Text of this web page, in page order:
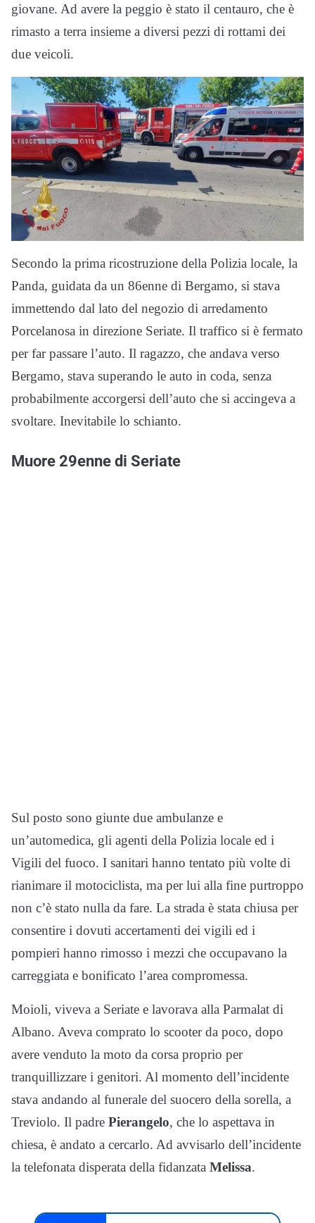
giovane. Ad avere la peggio è stato il centauro, che è
rimasto a terra insieme a diversi pezzi di rottami dei
due veicoli.
Secondo la prima ricostruzione della Polizia locale, la
Panda, guidata da un 86enne di Bergamo, si stava
immettendo dal lato del negozio di arredamento
Porcelanosa in direzione Seriate. Il traffico si è fermato
per far passare l’auto. Il ragazzo, che andava verso
Bergamo, stava superando le auto in coda, senza
probabilmente accorgersi dell’auto che si accingeva a
svoltare. Inevitabile lo schianto.
Muore 29enne di Seriate
Sul posto sono giunte due ambulanze e
un’automedica, gli agenti della Polizia locale ed i
Vigili del fuoco. I sanitari hanno tentato più volte di
rianimare il motociclista, ma per lui alla fine purtroppo
non c’è stato nulla da fare. La strada è stata chiusa per
consentire i dovuti accertamenti dei vigili ed i
pompieri hanno rimosso i mezzi che occupavano la
carreggiata e bonificato l’area compromessa.
Moioli, viveva a Seriate e lavorava alla Parmalat di
Albano. Aveva comprato lo scooter da poco, dopo
avere venduto la moto da corsa proprio per
tranquillizzare i genitori. Al momento dell’incidente
stava andando al funerale del suocero della sorella, a
Treviolo. Il padre Pierangelo, che lo aspettava in
chiesa, è andato a cercarlo. Ad avvisarlo dell’incidente
la telefonata disperata della fidanzata Melissa.